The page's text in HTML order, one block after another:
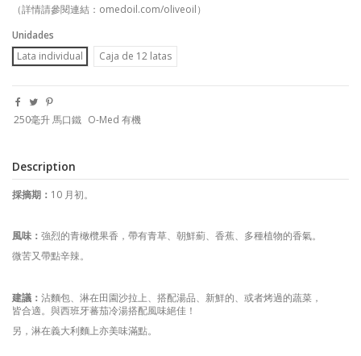
（詳情請參閱連結： omedoil.com/oliveoil）
Unidades
Lata individual
Caja de 12 latas
250毫升 馬口鐵 O-Med 有機
Description
採摘期： 10 月初。
風味： 強烈的青橄欖果香，帶有青草、朝鮮薊、香蕉、多種植物的香氣。
微苦又帶點辛辣。
建議： 沾麵包、淋在田園沙拉上、搭配湯品、新鮮的、或者烤過的蔬菜，
皆合適。與西班牙蕃茄冷湯搭配風味絕佳！
另，淋在義大利麵上亦美味滿點。